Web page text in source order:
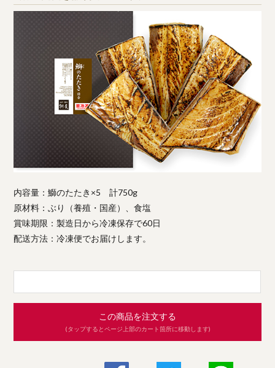
内容量：鰤のたたき×5 計750g
原材料：ぶり（養殖・国産）、食塩
賞味期限：製造日から冷凍保存で60日
配送方法：冷凍便でお届けします。
この商品を注文する
(タップするとページ上部のカート箇所に移動します)